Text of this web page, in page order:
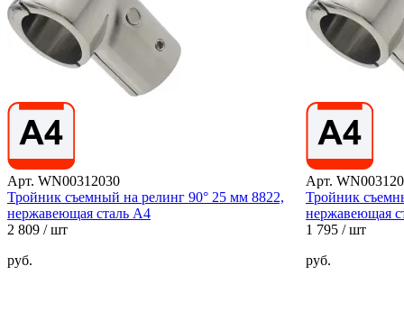
Арт. WN00312030
Тройник съемный на релинг 90° 25 мм 8822,
нержавеющая сталь А4
2 809 / шт
руб.
Арт.
Тройник
нержавеющая
1 795 / шт
руб.